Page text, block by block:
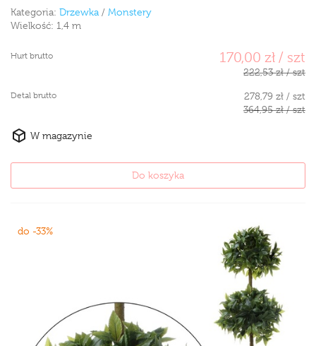
Kategoria: Drzewka/ Monstery
Wielkość: 1,4 m
Hurt brutto 170,00 zł / szt
222,53 zł / szt
Detal brutto
278,79 zł / szt
364,95 zł / szt
W magazynie
Do koszyka
do -33%